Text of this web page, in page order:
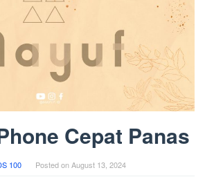
Cepat Panas
100 Posted onAugust 13, 2024